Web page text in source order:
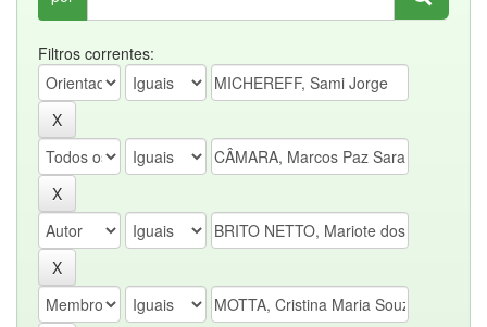
Filtros correntes: